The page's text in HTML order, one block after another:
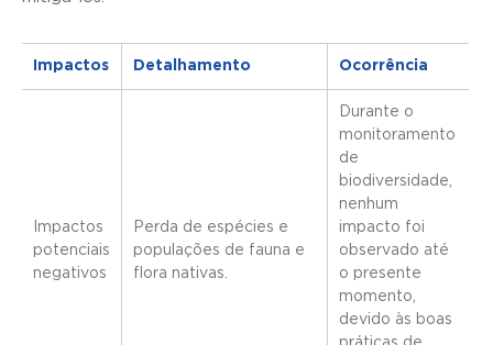
Impactos Detalhamento Ocorrência
Impactos
potenciais
negativos
Perda de espécies e
populações de fauna e
flora nativas.
Durante o
monitoramento
de
biodiversidade,
nenhum
impacto foi
observado até
o presente
momento,
devido às boas